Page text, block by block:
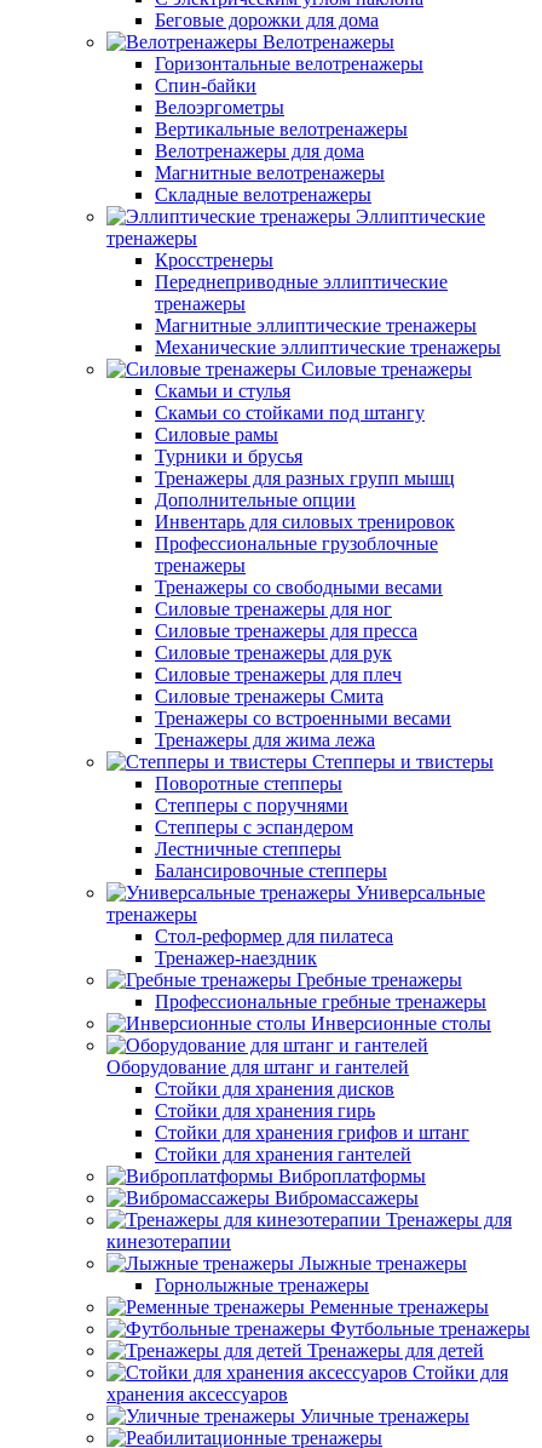
Беговые дорожки для дома
Велотренажеры
Горизонтальные велотренажеры
Спин-байки
Велоэргометры
Вертикальные велотренажеры
Велотренажеры для дома
Магнитные велотренажеры
Складные велотренажеры
Эллиптические
тренажеры
Кросстренеры
Переднеприводные эллиптические
тренажеры
Магнитные эллиптические тренажеры
Механические эллиптические тренажеры
Силовые тренажеры
Скамьи и стулья
Скамьи со стойками под штангу
Силовые рамы
Турники и брусья
Тренажеры для разных групп мышц
Дополнительные опции
Инвентарь для силовых тренировок
Профессиональные грузоблочные
тренажеры
Тренажеры со свободными весами
Силовые тренажеры для ног
Силовые тренажеры для пресса
Силовые тренажеры для рук
Силовые тренажеры для плеч
Силовые тренажеры Смита
Тренажеры со встроенными весами
Тренажеры для жима лежа
Степперы и твистеры
Поворотные степперы
Степперы с поручнями
Степперы с эспандером
Лестничные степперы
Балансировочные степперы
Универсальные
тренажеры
Стол-реформер для пилатеса
Тренажер-наездник
Гребные тренажеры
Профессиональные гребные тренажеры
Инверсионные столы
Оборудование для штанг и гантелей
Стойки для хранения дисков
Стойки для хранения гирь
Стойки для хранения грифов и штанг
Стойки для хранения гантелей
Виброплатформы
Вибромассажеры
Тренажеры для
кинезотерапии
Лыжные тренажеры
Горнолыжные тренажеры
Ременные тренажеры
Футбольные тренажеры
Тренажеры для детей
Стойки для
хранения аксессуаров
Уличные тренажеры